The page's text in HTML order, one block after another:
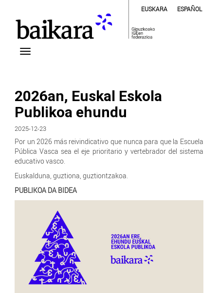
EUSKARA ESPAÑOL
2026an, Euskal Eskola
Publikoa ehundu
2025-12-23
Por un 2026 más reivindicativo que nunca para que la Escuela
Pública Vasca sea el eje prioritario y vertebrador del sistema
educativo vasco.
Euskalduna, guztiona, guztiontzakoa.
PUBLIKOA DA BIDEA